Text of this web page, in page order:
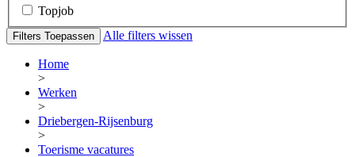
Topjob
Filters Toepassen Alle filters wissen
Home
>
Werken
>
Driebergen-Rijsenburg
>
Toerisme vacatures